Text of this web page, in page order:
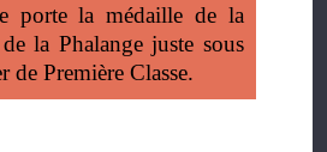
porte la médaille de la
la Phalange juste sous
de Première Classe.